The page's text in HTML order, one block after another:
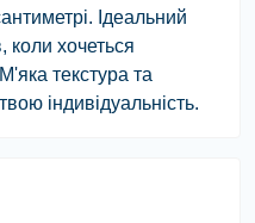
Ідеальний
коли хочеться
текстура та
індивідуальність.